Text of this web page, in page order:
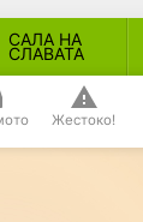
САЛА НА
СЛАВАТА
Жестоко!